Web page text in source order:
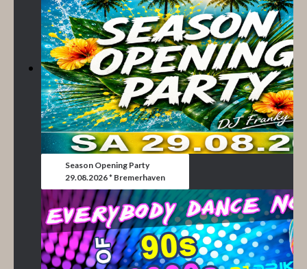
Season Opening Party
29.08.2026 * Bremerhaven